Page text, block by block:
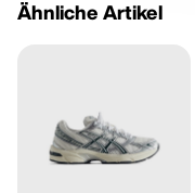
Ähnliche Artikel